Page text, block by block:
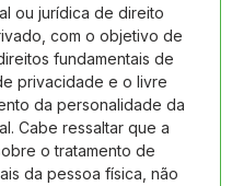
ou jurídica de direito
com o objetivo de
fundamentais de
privacidade e o livre
da personalidade da
Cabe ressaltar que a
o tratamento de
da pessoa física, não